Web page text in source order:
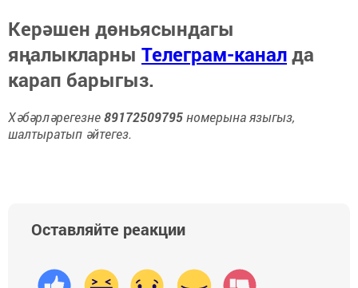
Керәшен дөньясындагы
яңалыкларны Телеграм-каналда
карап барыгыз.
Хәбәрләрегезне89172509795номерына языгыз,
шалтыратып әйтегез.
Оставляйте реакции